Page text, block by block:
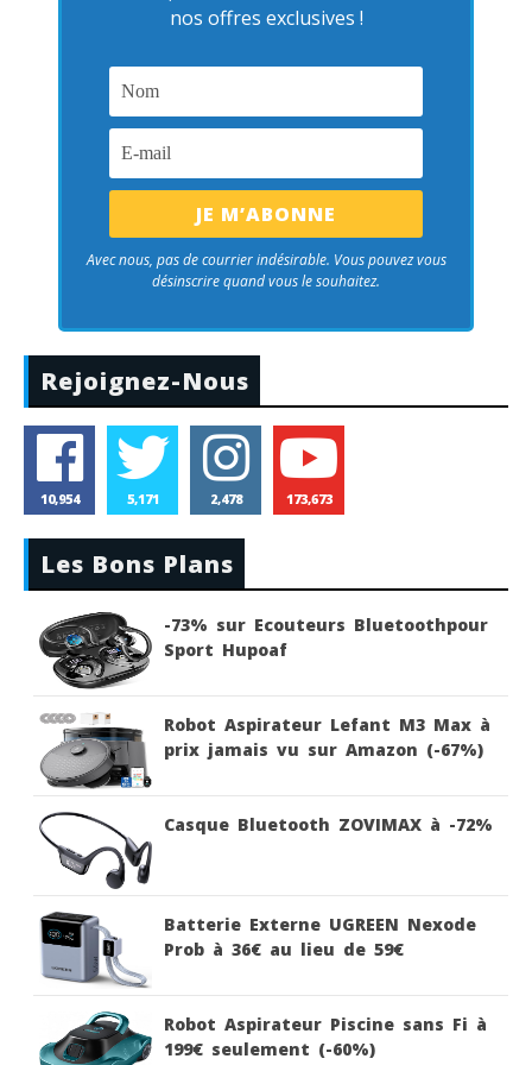
nos offres exclusives !
Avec nous, pas de courrier indésirable. Vous pouvez vous
désinscrire quand vous le souhaitez.
Rejoignez-Nous
10,954 5,171 2,478 173,673
Les Bons Plans
-73% sur Ecouteurs Bluetoothpour
Sport Hupoaf
Robot Aspirateur Lefant M3 Max à
prix jamais vu sur Amazon (-67%)
Casque Bluetooth ZOVIMAX à -72%
Batterie Externe UGREEN Nexode
Prob à 36€ au lieu de 59€
Robot Aspirateur Piscine sans Fi à
199€ seulement (-60%)